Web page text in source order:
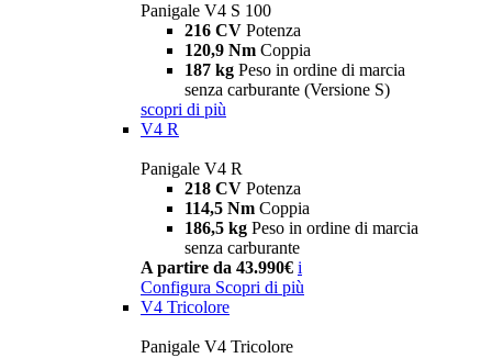
Panigale V4 S 100
216 CV Potenza
120,9 Nm Coppia
187 kg Peso in ordine di marcia
senza carburante (Versione S)
scopri di più
V4 R
Panigale V4 R
218 CV Potenza
114,5 Nm Coppia
186,5 kg Peso in ordine di marcia
senza carburante
A partire da 43.990€ i
Configura Scopri di più
V4 Tricolore
Panigale V4 Tricolore